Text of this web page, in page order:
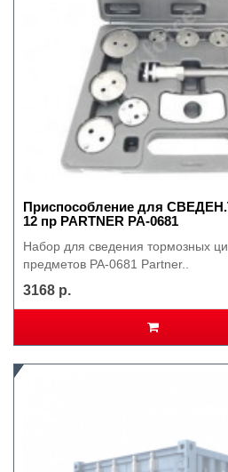
Приспособление для
12 пр PARTNER РА-0681
Набор для сведения тормозных
предметов PA-0681 Partner..
3168 р.